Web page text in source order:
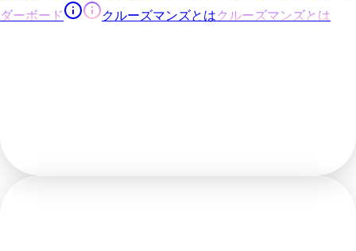
ダーボード
クルーズマンズとはクルーズマンズとは